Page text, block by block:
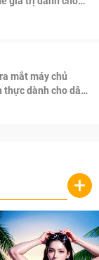
mắt máy chủ
thực dành cho dân
+